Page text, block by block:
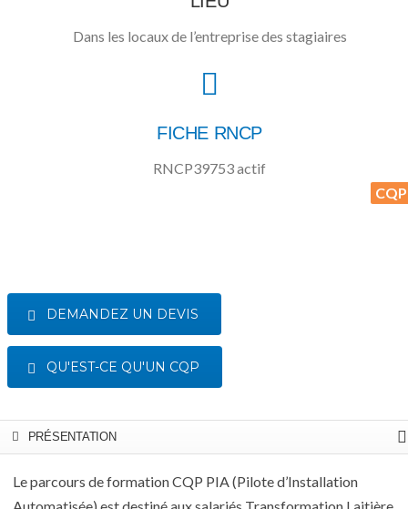
Dans les locaux de l’entreprise des stagiaires
FICHE RNCP
RNCP39753 actif
CQP
DEMANDEZ UN DEVIS
QU'EST-CE QU'UN CQP
PRÉSENTATION
Leparcours de formation CQP PIA(Pilote d’Installation